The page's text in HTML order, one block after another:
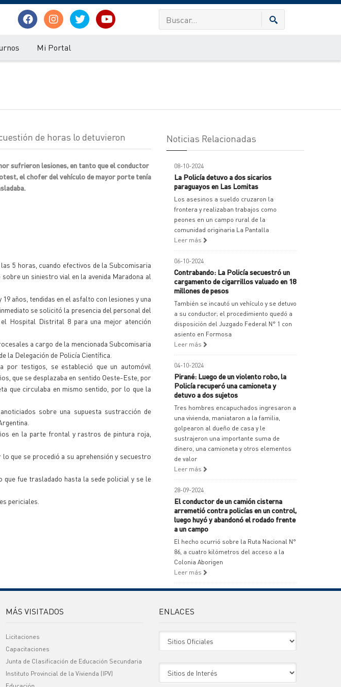
Mi Portal
de horas lo detuvieron
sufrieron lesiones, en tanto que el conductor
el chofer del vehículo de mayor porte tenía
5 horas, cuando efectivos de la Subcomisaria
un siniestro vial en la avenida Maradona al
años, tendidas en el asfalto con lesiones y una
se solicitó la presencia del personal del
Hospital Distrital 8 para una mejor atención
a cargo de la mencionada Subcomisaria
la Delegación de Policía Científica.
por testigos, se estableció que un automóvil
que se desplazaba en sentido Oeste-Este, por
que circulaba en mismo sentido, por lo que la
sobre una supuesta sustracción de
en la parte frontal y rastros de pintura roja,
que se procedió a su aprehensión y secuestro
fue trasladado hasta la sede policial y se le
periciales.
Noticias Relacionadas
08-10-2024
La Policía detuvo a dos sicarios
paraguayos en Las Lomitas
Los asesinos a sueldo cruzaron la
frontera y realizaban trabajos como
peones en un campo rural de la
comunidad originaria La Pantalla
Leer más
06-10-2024
Contrabando: La Policía secuestró un
cargamento de cigarrillos valuado en 18
millones de pesos
También se incautó un vehículo y se detuvo
a su conductor; el procedimiento quedó a
disposición del Juzgado Federal N° 1 con
asiento en Formosa
Leer más
04-10-2024
Pirané: Luego de un violento robo, la
Policía recuperó una camioneta y
detuvo a dos sujetos
Tres hombres encapuchados ingresaron a
una vivienda, maniataron a la familia,
golpearon al dueño de casa y le
sustrajeron una importante suma de
dinero, una camioneta y otros elementos
de valor
Leer más
28-09-2024
El conductor de un camión cisterna
arremetió contra policías en un control,
luego huyó y abandonó el rodado frente
a un campo
El hecho ocurrió sobre la Ruta Nacional N°
86, a cuatro kilómetros del acceso a la
Colonia Aborigen
Leer más
MÁS VISITADOS
Licitaciones
Capacitaciones
Junta de Clasificación de Educación Secundaria
Instituto Provincial de la Vivienda (IPV)
ENLACES